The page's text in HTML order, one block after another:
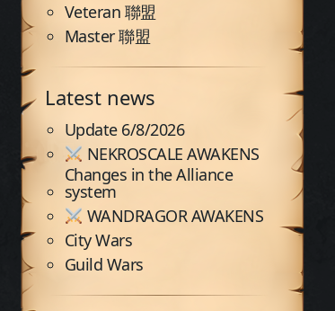
Veteran 聯盟
Master 聯盟
Latest news
Update 6/8/2026
NEKROSCALE AWAKENS
Changes in the Alliance
system
WANDRAGOR AWAKENS
City Wars
Guild Wars